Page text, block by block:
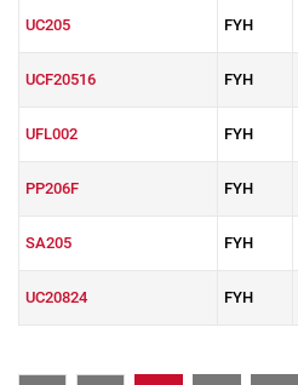
UC205 FYH
UCF20516 FYH
UFL002 FYH
PP206F FYH
SA205 FYH
UC20824 FYH